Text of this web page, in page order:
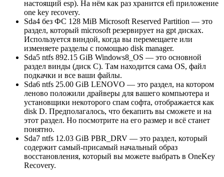
настоящий esp). На нём как раз хранится efi приложение
one key recovery.
Sda4 без ФС 128 MiB Microsoft Reserved Partition — это
раздел, который microsoft резервирует на gpt дисках.
Используется виндой, когда вы перемещаете или
изменяете разделы с помощью disk manager.
Sda5 ntfs 892.15 GiB Windows8_OS — это основной
раздел винды (диск C). Там находится сама OS, файл
подкачки и все ваши файлы.
Sda6 ntfs 25.00 GiB LENOVO — это раздел, на котором
леново положили драйверы для вашего компьютера и
установщики некоторого спам софта, отображается как
disk D. Предполагалось, что бекапить вы сможете и на
этот раздел. Но посмотрите на его размер и всё станет
понятно.
Sda7 ntfs 12.03 GiB PBR_DRV — это раздел, который
содержит самый-присамый начальный образ
восстановления, который вы можете выбрать в OneKey
Recovery.